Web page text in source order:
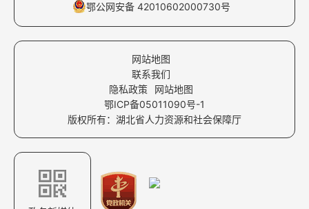
鄂公网安备 42010602000730号
网站地图
联系我们
隐私政策
网站地图
鄂ICP备05011090号-1
版权所有：湖北省人力资源和社会保障厅